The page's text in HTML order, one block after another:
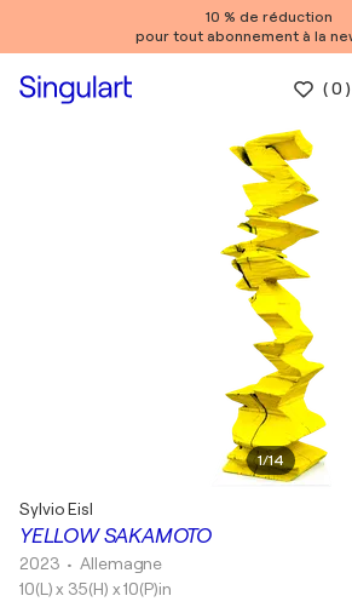
10 % de réduction
pour tout abonnement à la
(0 )
1/14
YELLOW SAKAMOTO
Sylvio Eisl
2023 • Allemagne
10(L) x 35(H) x 10(P)in